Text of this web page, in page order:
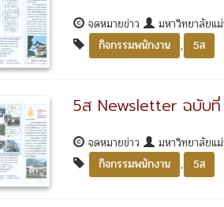
จดหมายข่าว มหาวิทยาลัยแ
กิจกรรมพนักงาน
, 5ส
5ส Newsletter ฉบับ
จดหมายข่าว มหาวิทยาลัยแ
กิจกรรมพนักงาน
, 5ส